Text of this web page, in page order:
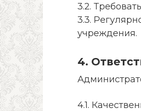
3.2.
3.3.
учреждения.
4.
4.1.